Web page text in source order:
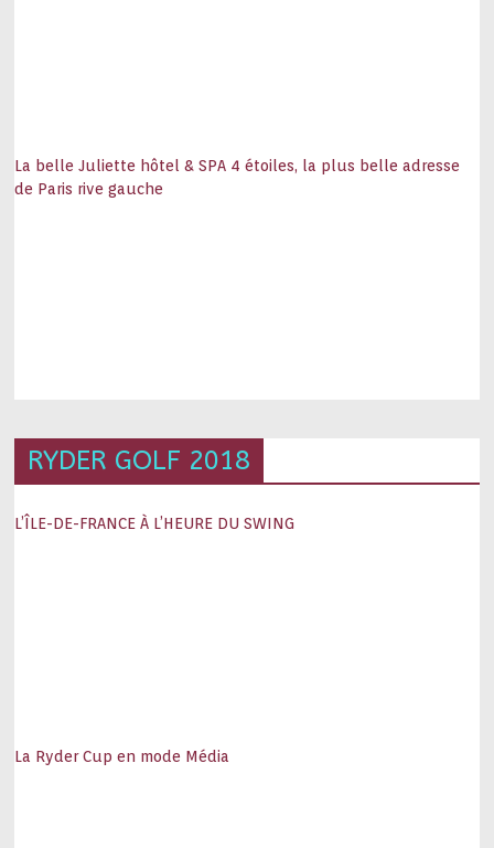
La belle Juliette hôtel & SPA 4 étoiles, la plus belle adresse
de Paris rive gauche
RYDER GOLF 2018
L’ÎLE-DE-FRANCE À L’HEURE DU SWING
La Ryder Cup en mode Média